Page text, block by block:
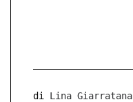
di Lina Giarratana